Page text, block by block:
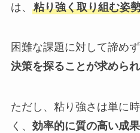
は、 粘り強く取り組む姿
困難な課題に対して諦めず
決策を探ることが求められ
ただし、粘り強さは単に
く、 効率的に質の高い成